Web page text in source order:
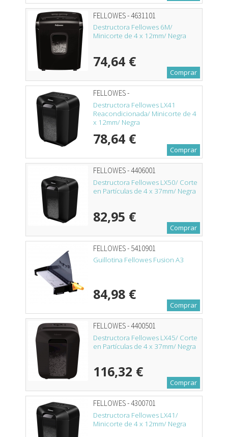
FELLOWES - 4631101
Destructora Fellowes 6M/
Minicorte de 4 x 12mm/ Negra
74,64 €
Comprar
FELLOWES -
Destructora Fellowes LX41
Reacondicionada/ Minicorte de 4
x 12mm/ Negra
78,64 €
Comprar
FELLOWES - 4406001
Destructora Fellowes LX50/ Corte
en Partículas de 4 x 37mm/ Negra
82,95 €
Comprar
FELLOWES - 5410901
Guillotina Fellowes Fusion A3
84,98 €
Comprar
FELLOWES - 4400501
Destructora Fellowes LX45/ Corte
en Partículas de 4 x 37mm/ Negra
116,32 €
Comprar
FELLOWES - 4300701
Destructora Fellowes LX41/
Minicorte de 4 x 12mm/ Negra